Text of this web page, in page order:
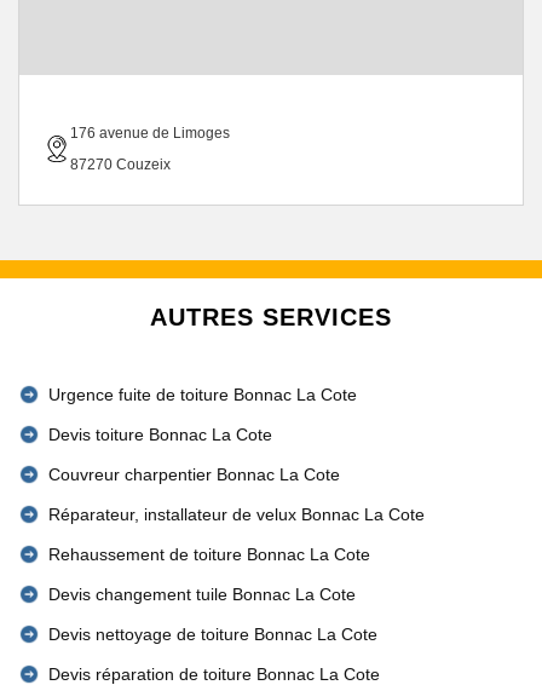
176 avenue de Limoges
87270 Couzeix
AUTRES SERVICES
Urgence fuite de toiture Bonnac La Cote
Devis toiture Bonnac La Cote
Couvreur charpentier Bonnac La Cote
Réparateur, installateur de velux Bonnac La Cote
Rehaussement de toiture Bonnac La Cote
Devis changement tuile Bonnac La Cote
Devis nettoyage de toiture Bonnac La Cote
Devis réparation de toiture Bonnac La Cote